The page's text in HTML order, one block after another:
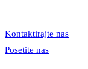
Kontaktirajte nas
Posetite nas